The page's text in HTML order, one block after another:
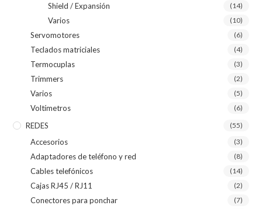
Shield / Expansión (14)
Varios (10)
Servomotores (6)
Teclados matriciales (4)
Termocuplas (3)
Trimmers (2)
Varios (5)
Voltímetros (6)
REDES (55)
Accesorios (3)
Adaptadores de teléfono y red (8)
Cables telefónicos (14)
Cajas RJ45 / RJ11 (2)
Conectores para ponchar (7)